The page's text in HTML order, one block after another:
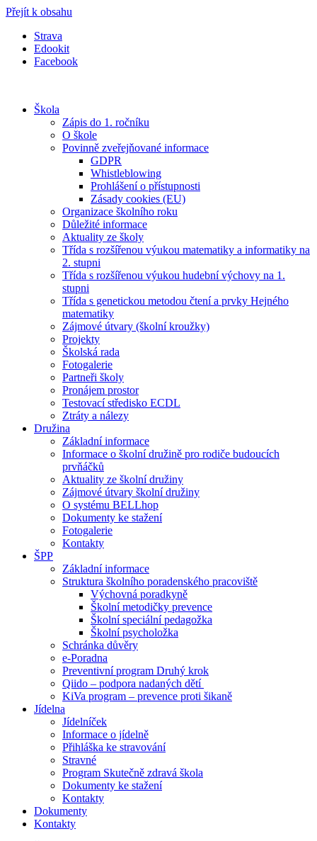
Přejít k obsahu
Strava
Edookit
Facebook
Škola
Zápis do 1. ročníku
O škole
Povinně zveřejňované informace
GDPR
Whistleblowing
Prohlášení o přístupnosti
Zásady cookies (EU)
Organizace školního roku
Důležité informace
Aktuality ze školy
Třída s rozšířenou výukou matematiky a informatiky na
2. stupni
Třída s rozšířenou výukou hudební výchovy na 1.
stupni
Třída s genetickou metodou čtení a prvky Hejného
matematiky
Zájmové útvary (školní kroužky)
Projekty
Školská rada
Fotogalerie
Partneři školy
Pronájem prostor
Testovací středisko ECDL
Ztráty a nálezy
Družina
Základní informace
Informace o školní družině pro rodiče budoucích
prvňáčků
Aktuality ze školní družiny
Zájmové útvary školní družiny
O systému BELLhop
Dokumenty ke stažení
Fotogalerie
Kontakty
ŠPP
Základní informace
Struktura školního poradenského pracoviště
Výchovná poradkyně
Školní metodičky prevence
Školní speciální pedagožka
Školní psycholožka
Schránka důvěry
e-Poradna
Preventivní program Druhý krok
Qiido – podpora nadaných dětí
KiVa program – prevence proti šikaně
Jídelna
Jídelníček
Informace o jídelně
Přihláška ke stravování
Stravné
Program Skutečně zdravá škola
Dokumenty ke stažení
Kontakty
Dokumenty
Kontakty